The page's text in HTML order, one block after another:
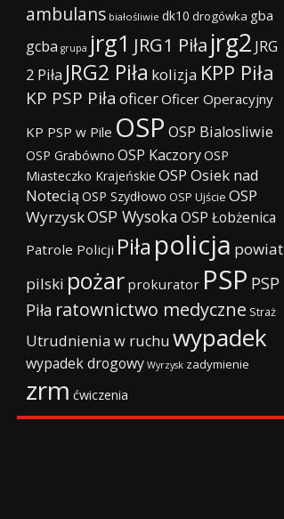
ambulans białośliwie dk10 drogówka gba
gcba grupa jrg1 JRG1 Piła jrg2 JRG
2 Piła JRG2 Piła kolizja KPP Piła
KP PSP Piła oficerOficer Operacyjny
KP PSP w Pile OSP OSP Bialosliwie
OSP Grabówno OSP KaczoryOSP
Miasteczko Krajeńskie OSP Osiek nad
Notecią OSP Szydłowo OSP Ujście OSP
WyrzyskOSP WysokaOSP Łobżenica
Patrole Policji Piła policja powiat
pilski pożar prokurator PSP PSP
Piła ratownictwo medyczne Straż
Utrudnienia w ruchu wypadek
wypadek drogowy Wyrzysk zadymienie
zrm ćwiczenia